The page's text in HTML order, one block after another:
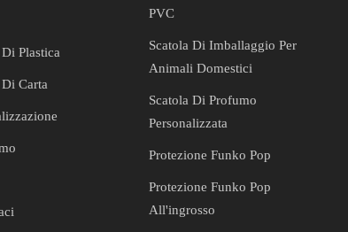
Plastica
Carta
PVC
Scatola Di Imballaggio Per
Animali Domestici
Scatola Di Profumo
Personalizzata
Protezione Funko Pop
Protezione Funko Pop
All'ingrosso